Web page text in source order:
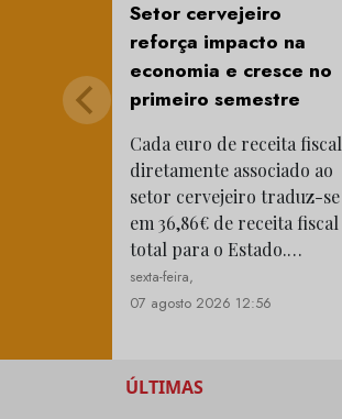
Setor cervejeiro
reforça impacto na
economia e cresce no
primeiro semestre
Cada euro de receita fiscal
diretamente associado ao
setor cervejeiro traduz-se
em 36,86€ de receita fiscal
total para o Estado.…
sexta-feira,
07 agosto 2026 12:56
ÚLTIMAS